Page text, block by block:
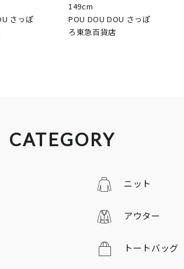
さっぽ
149cm
POU DOU DOU さっぽ
ろ東急百貨店
CATEGORY
ニット
アウター
トートバッグ